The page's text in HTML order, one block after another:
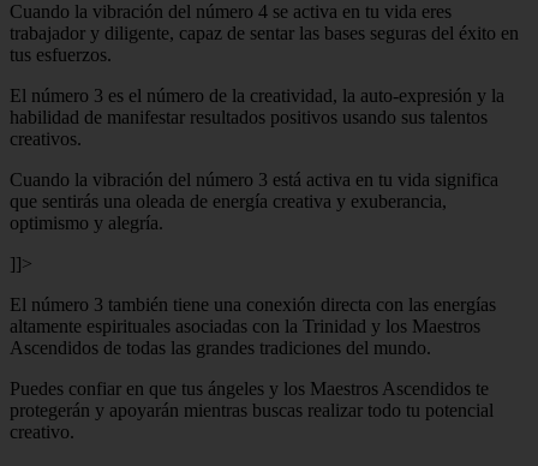
Cuando la vibración del número 4 se activa en tu vida eres
trabajador y diligente, capaz de sentar las bases seguras del éxito en
tus esfuerzos.
El número 3 es el número de la creatividad, la auto-expresión y la
habilidad de manifestar resultados positivos usando sus talentos
creativos.
Cuando la vibración del número 3 está activa en tu vida significa
que sentirás una oleada de energía creativa y exuberancia,
optimismo y alegría.
]]>
El número 3 también tiene una conexión directa con las energías
altamente espirituales asociadas con la Trinidad y los Maestros
Ascendidos de todas las grandes tradiciones del mundo.
Puedes confiar en que tus ángeles y los Maestros Ascendidos te
protegerán y apoyarán mientras buscas realizar todo tu potencial
creativo.